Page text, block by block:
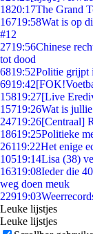
1820:17The Grand
16719:58Wat is op
#12
2719:56Chinese
tot dood
6819:52Politie grijpt
6919:42
15819:27[Live
15719:26Wat is
24719:26[Centraal]
18619:25Politieke
26119:22Het enige
10519:14Lisa (38)
16319:08Ieder die
weg doen meuk
22919:03
Leuke lijstjes
Leuke lijstjes